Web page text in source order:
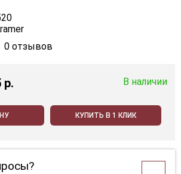
0 отзывов
p. В наличии
КУПИТЬ В 1 КЛИК